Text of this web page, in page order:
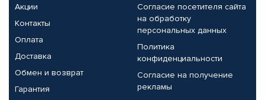
Акции
Контакты
Оплата
Доставка
Обмен и возврат
Гарантия
Согласие посетителя сайта
на обработку
персональных данных
Политика
конфиденциальности
Согласие на получение
рекламы